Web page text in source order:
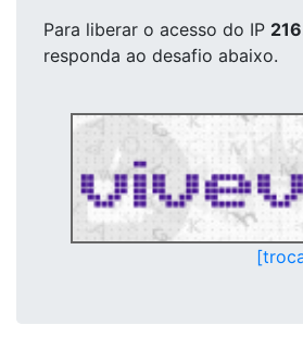
Para liberar o acesso do IP
responda ao desafio abaixo.